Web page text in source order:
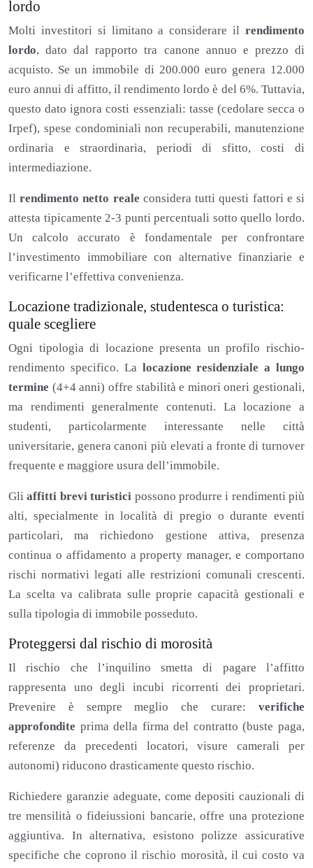
lordo
Molti investitori si limitano a considerare il rendimento
lordo, dato dal rapporto tra canone annuo e prezzo di
acquisto. Se un immobile di 200.000 euro genera 12.000
euro annui di affitto, il rendimento lordo è del 6%. Tuttavia,
questo dato ignora costi essenziali: tasse (cedolare secca o
Irpef), spese condominiali non recuperabili, manutenzione
ordinaria e straordinaria, periodi di sfitto, costi di
intermediazione.
Ilrendimento netto reale considera tutti questi fattori e si
attesta tipicamente 2-3 punti percentuali sotto quello lordo.
Un calcolo accurato è fondamentale per confrontare
l’investimento immobiliare con alternative finanziarie e
verificarne l’effettiva convenienza.
Locazione tradizionale, studentesca o turistica:
quale scegliere
Ogni tipologia di locazione presenta un profilo rischio-
rendimento specifico. La locazione residenziale a lungo
termine (4+4 anni) offre stabilità e minori oneri gestionali,
ma rendimenti generalmente contenuti. La locazione a
studenti, particolarmente interessante nelle città
universitarie, genera canoni più elevati a fronte di turnover
frequente e maggiore usura dell’immobile.
Gliaffitti brevi turistici possono produrre i rendimenti più
alti, specialmente in località di pregio o durante eventi
particolari, ma richiedono gestione attiva, presenza
continua o affidamento a property manager, e comportano
rischi normativi legati alle restrizioni comunali crescenti.
La scelta va calibrata sulle proprie capacità gestionali e
sulla tipologia di immobile posseduto.
Proteggersi dal rischio di morosità
Il rischio che l’inquilino smetta di pagare l’affitto
rappresenta uno degli incubi ricorrenti dei proprietari.
Prevenire è sempre meglio che curare: verifiche
approfondite prima della firma del contratto (buste paga,
referenze da precedenti locatori, visure camerali per
autonomi) riducono drasticamente questo rischio.
Richiedere garanzie adeguate, come depositi cauzionali di
tre mensilità o fideiussioni bancarie, offre una protezione
aggiuntiva. In alternativa, esistono polizze assicurative
specifiche che coprono il rischio morosità, il cui costo va